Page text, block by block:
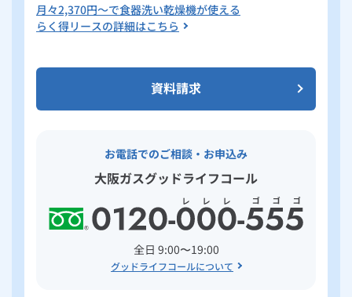
月々2,370円～で食器洗い乾燥機が使える
らく得リースの詳細はこちら
資料請求
お電話でのご相談・お申込み
大阪ガスグッドライフコール
全日 9:00〜19:00
グッドライフコールについて